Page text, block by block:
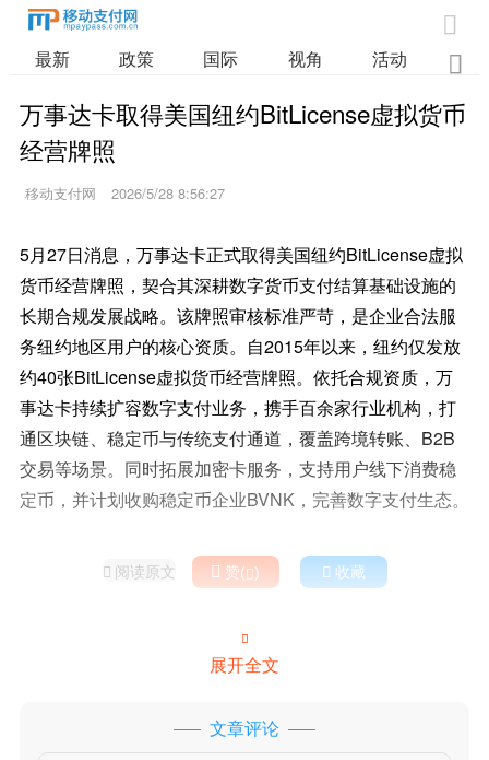

最新 政策 国际 视角 活动 业

万事达卡取得美国纽约BitLicense虚拟货币
经营牌照
移动支付网 2026/5/28 8:56:27
5月27日消息，万事达卡正式取得美国纽约BitLicense虚拟
货币经营牌照，契合其深耕数字货币支付结算基础设施的
长期合规发展战略。该牌照审核标准严苛，是企业合法服
务纽约地区用户的核心资质。自2015年以来，纽约仅发放
约40张BitLicense虚拟货币经营牌照。依托合规资质，万
事达卡持续扩容数字支付业务，携手百余家行业机构，打
通区块链、稳定币与传统支付通道，覆盖跨境转账、B2B
交易等场景。同时拓展加密卡服务，支持用户线下消费稳
定币，并计划收购稳定币企业BVNK，完善数字支付生态。
 阅读原文  赞()  收藏

展开全文
文章评论